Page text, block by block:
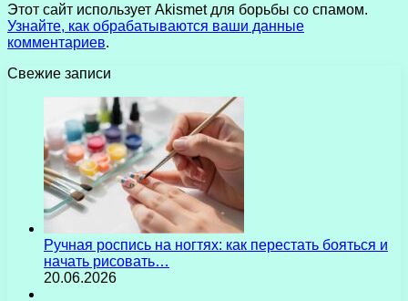
Этот сайт использует Akismet для борьбы со спамом.
Узнайте, как обрабатываются ваши данные
комментариев.
Свежие записи
Ручная роспись на ногтях: как перестать бояться и
начать рисовать…
20.06.2026